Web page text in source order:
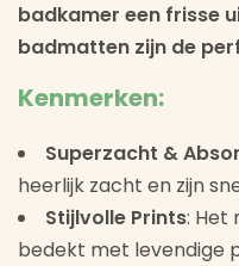
badkamer een frisse
badmatten zijn de
Kenmerken:
Superzacht &
heerlijk zacht en zijn
Stijlvolle Prints: Het
bedekt met levendige